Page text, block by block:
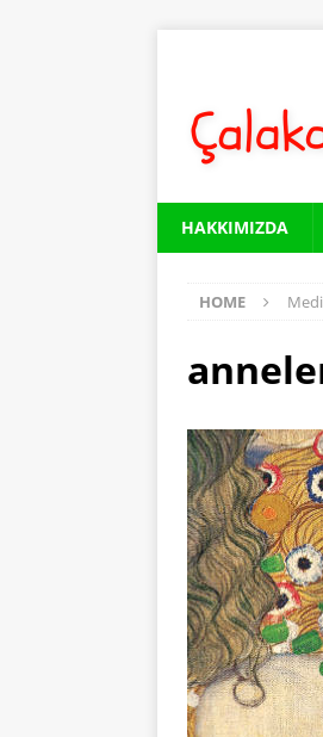
HAKKIMIZDA
HOME